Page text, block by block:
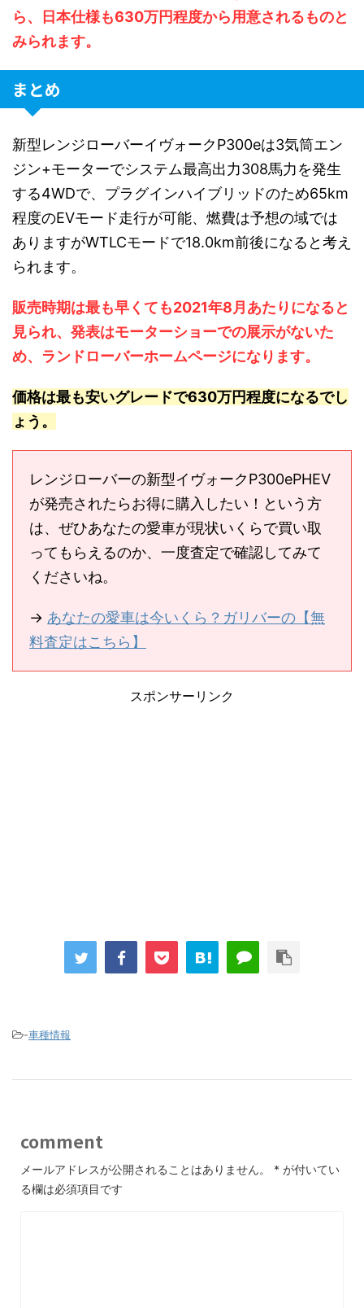
ら、日本仕様も630万円程度から用意されるものと
みられます。
まとめ
新型レンジローバーイヴォークP300eは3気筒エン
ジン+モーターでシステム最高出力308馬力を発生
する4WDで、プラグインハイブリッドのため65km
程度のEVモード走行が可能、燃費は予想の域では
ありますがWTLCモードで18.0km前後になると考え
られます。
販売時期は最も早くても2021年8月あたりになると
見られ、発表はモーターショーでの展示がないた
め、ランドローバーホームページになります。
価格は最も安いグレードで630万円程度になるでし
ょう。
レンジローバーの新型イヴォークP300ePHEV
が発売されたらお得に購入したい！という方
は、ぜひあなたの愛車が現状いくらで買い取
ってもらえるのか、一度査定で確認してみて
くださいね。
→ あなたの愛車は今いくら？ガリバーの【無
料査定はこちら】
スポンサーリンク
-車種情報
comment
メールアドレスが公開されることはありません。 * が付いてい
る欄は必須項目です